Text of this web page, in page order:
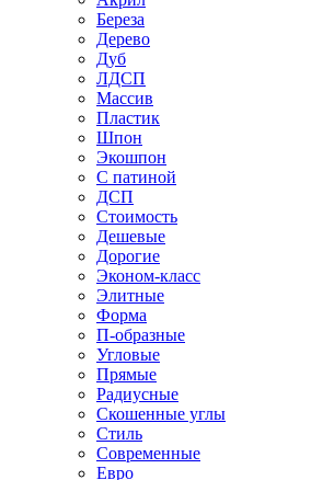
Береза
Дерево
Дуб
ЛДСП
Массив
Пластик
Шпон
Экошпон
С патиной
ДСП
Стоимость
Дешевые
Дорогие
Эконом-класс
Элитные
Форма
П-образные
Угловые
Прямые
Радиусные
Скошенные углы
Стиль
Современные
Евро